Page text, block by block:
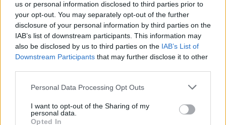
us or personal information disclosed to third parties prior to
your opt-out. You may separately opt-out of the further
disclosure of your personal information by third parties on the
IAB’s list of downstream participants. This information may
also be disclosed by us to third parties on the IAB’s List of
Downstream Participants that may further disclose it to other
Personal Data Processing Opt Outs
I want to opt-out of the Sharing of my
personal data.
Opted In